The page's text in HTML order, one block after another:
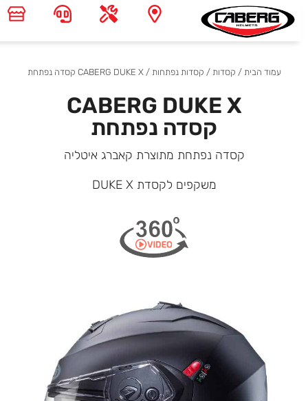
עמוד הבית/ קסדות/ קסדות נפתחות/ CABERG DUKE X קסדה נפתחת
CABERG DUKE X
קסדה נפתחת
קסדה נפתחת מתוצרת קאברג איטליה
משקפים לקסדת DUKE X